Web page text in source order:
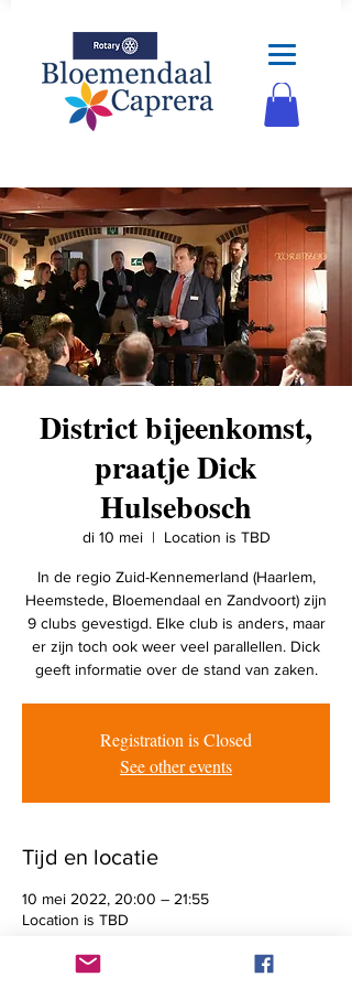
District bijeenkomst,
praatje Dick
Hulsebosch
di 10 mei
  |
Location is TBD
In de regio Zuid-Kennemerland (Haarlem,
Heemstede, Bloemendaal en Zandvoort) zijn
9 clubs gevestigd. Elke club is anders, maar
er zijn toch ook weer veel parallellen. Dick
geeft informatie over de stand van zaken.
Registration is Closed
See other events
Tijd en locatie
10 mei 2022, 20:00 – 21:55
Location is TBD